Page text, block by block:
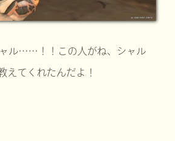
ル……！！この人がね、シャル
えてくれたんだよ！